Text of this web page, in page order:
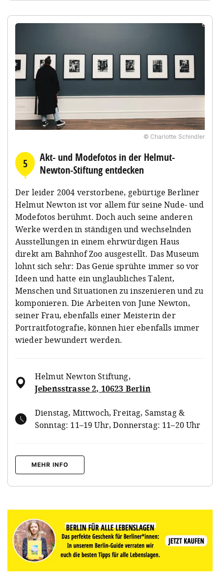
© Charlotte Schindler
5
Akt- und Modefotos in der Helmut-
Newton-Stiftung entdecken
Der leider 2004 verstorbene, gebürtige Berliner
Helmut Newton ist vor allem für seine Nude- und
Modefotos berühmt. Doch auch seine anderen
Werke werden in ständigen und wechselnden
Ausstellungen in einem ehrwürdigen Haus
direkt am Bahnhof Zoo ausgestellt. Das Museum
lohnt sich sehr: Das Genie sprühte immer so vor
Ideen und hatte ein unglaubliches Talent,
Menschen und Situationen zu inszenieren und zu
komponieren. Die Arbeiten von June Newton,
seiner Frau, ebenfalls einer Meisterin der
Portraitfotografie, können hier ebenfalls immer
wieder bewundert werden.
Helmut Newton Stiftung,
Jebensstrasse 2, 10623 Berlin
Dienstag, Mittwoch, Freitag, Samstag &
Sonntag: 11–19 Uhr, Donnerstag: 11–20 Uhr
MEHR INFO